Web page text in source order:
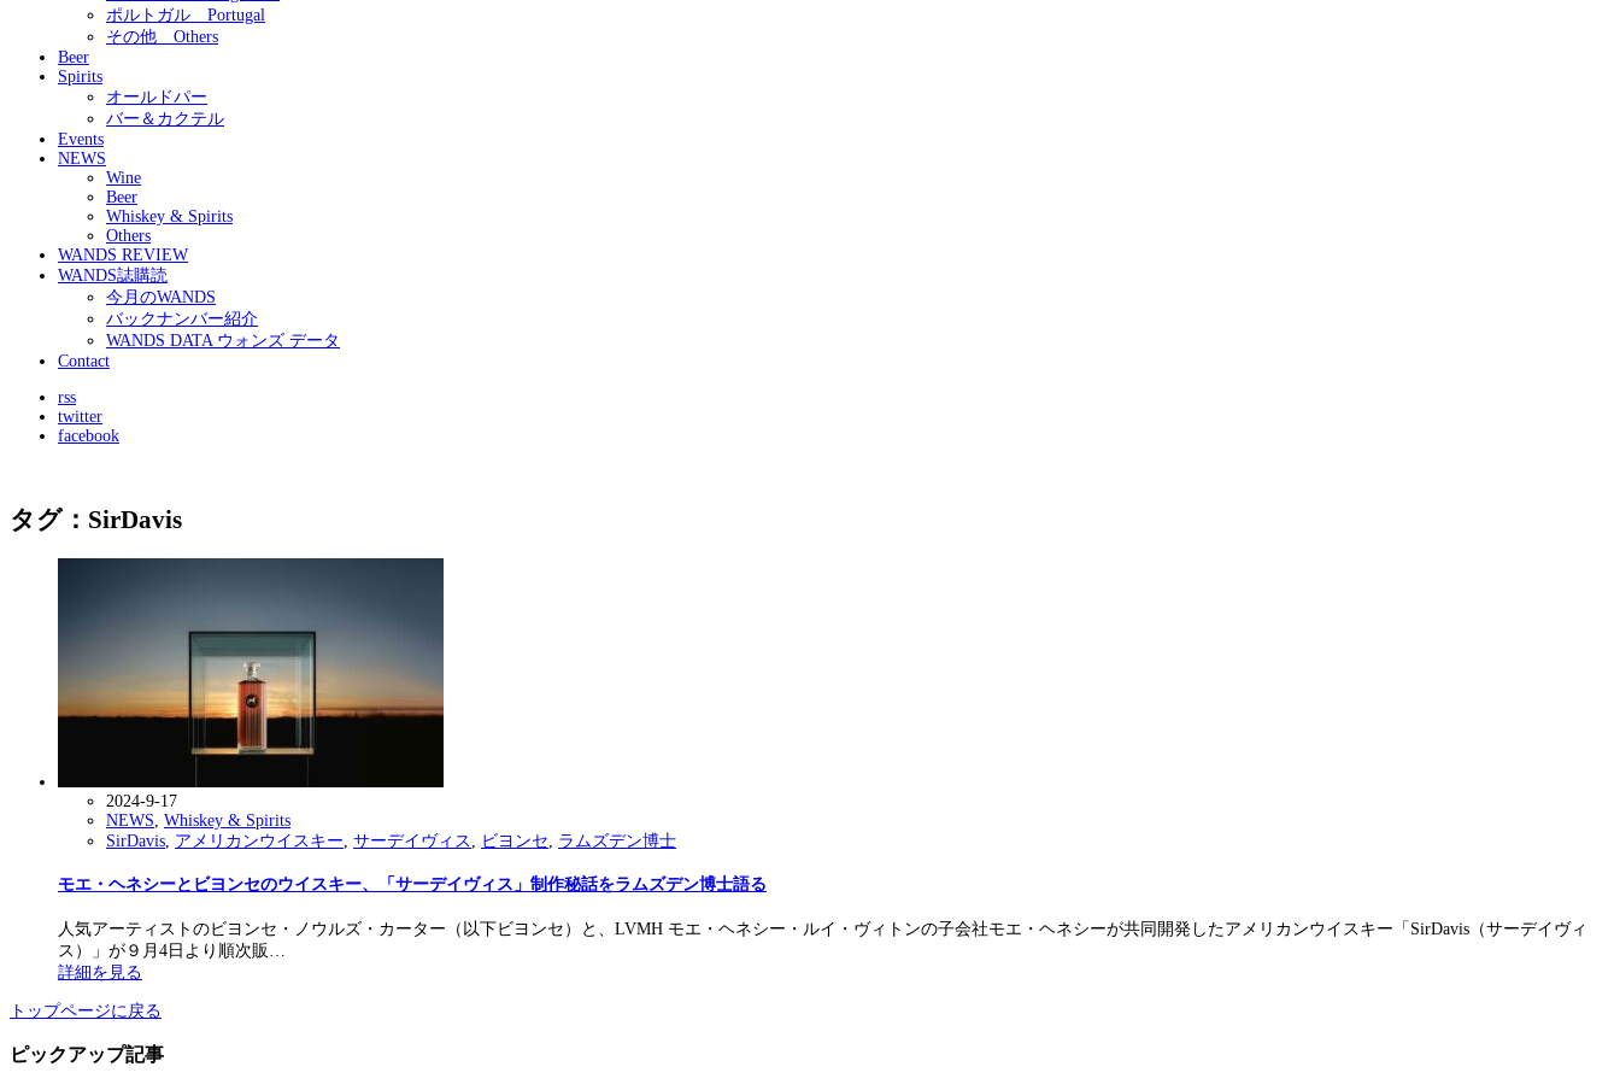
ポルトガル Portugal
その他 Others
Beer
Spirits
オールドパー
バー＆カクテル
Events
NEWS
Wine
Beer
Whiskey & Spirits
Others
WANDS REVIEW
WANDS誌購読
今月のWANDS
バックナンバー紹介
WANDS DATA ウォンズ データ
Contact
rss
twitter
facebook
タグ：SirDavis
2024-9-17
NEWS Whiskey & Spirits
SirDavis アメリカンウイスキー サーデイヴィス ビヨンセ ラムズデン博士
モエ・ヘネシーとビヨンセのウイスキー、「サーデイヴィス」制作秘話をラムズデン博士語る
人気アーティストのビヨンセ・ノウルズ・カーター（以下ビヨンセ）と、LVMH モエ・ヘネシー・ルイ・ヴィトンの子会社モエ・ヘネシーが共同開発したアメリカンウイスキー「SirDavis（サーデイヴィ
ス）」が９月4日より順次販…
詳細を見る
トップページに戻る
ピックアップ記事